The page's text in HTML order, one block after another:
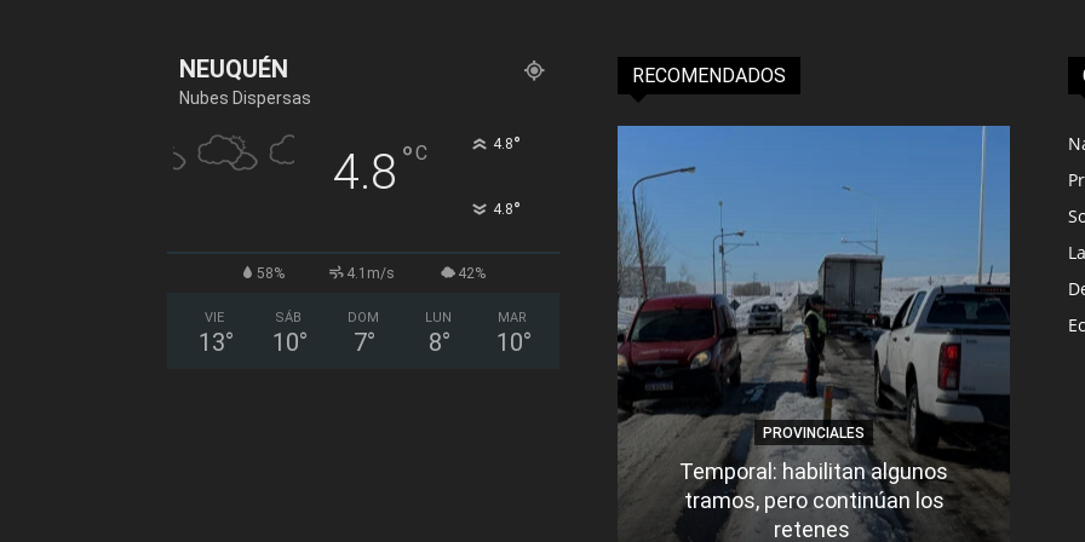
NEUQUÉN
Nubes Dispersas
4.8 °C 4.8°
4.8°
58% 4.1m/s 42%
VIE
13°
SÁB
10°
DOM
7°
LUN
8°
MAR
10°
RECOMENDADOS
PROVINCIALES
Temporal: habilitan algunos
tramos, pero continúan los
retenes